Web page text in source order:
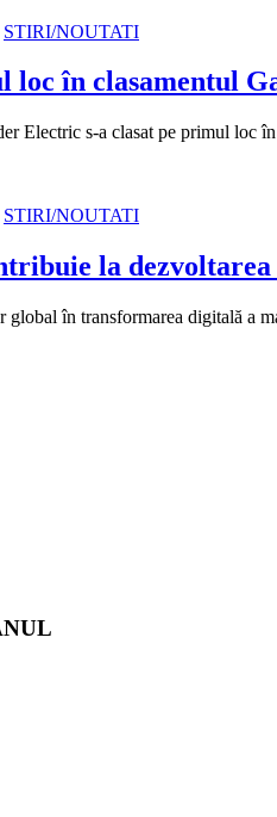
STIRI/NOUTATI
în clasamentul
Electric s-a clasat pe primul loc
STIRI/NOUTATI
la
în transformarea digitală a